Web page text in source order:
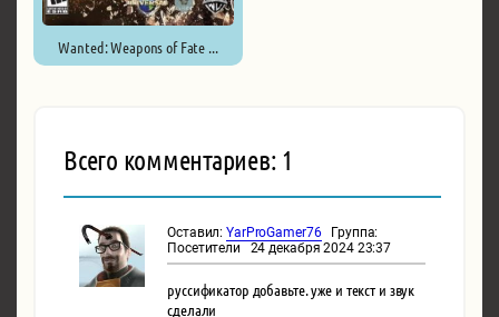
Wanted: Weapons of Fate ...
Всего комментариев: 1
Оставил:YarProGamer76Группа:
Посетители 24 декабря 2024 23:37
руссификатор добавьте. уже и текст и звук
сделали